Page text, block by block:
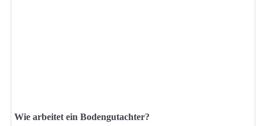
Wie arbeitet ein Bodengutachter?